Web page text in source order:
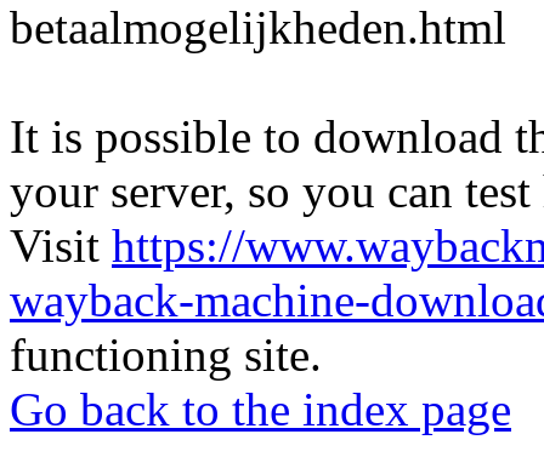
betaalmogelijkheden.html
It is possible to download
your server, so you can
Visit https://
wayback-machine-
functioning site.
Go back to the index page